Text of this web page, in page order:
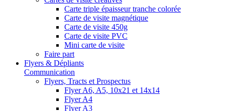
Carte triple épaisseur tranche colorée
Carte de visite magnétique
Carte de visite 450g
Carte de visite PVC
Mini carte de visite
Faire part
Flyers & Dépliants
Communication
Flyers, Tracts et Prospectus
Flyer A6, A5, 10x21 et 14x14
Flyer A4
Flyer A3